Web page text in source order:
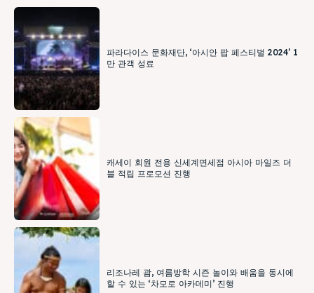
파라다이스 문화재단, ‘아시안 팝 페스티벌 2024’ 1
만 관객 성료
캐세이 회원 전용 신세계면세점 아시아 마일즈 더
블 적립 프로모션 진행
리조나레 괌, 여름방학 시즌 놀이와 배움을 동시에
할 수 있는 ‘차모로 아카데미’ 진행